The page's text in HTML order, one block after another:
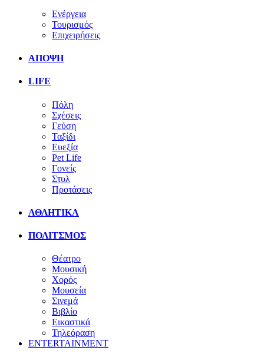
Ενέργεια
Τουρισμός
Επιχειρήσεις
ΑΠΟΨΗ
LIFE
Πόλη
Σχέσεις
Γεύση
Ταξίδι
Ευεξία
Pet Life
Γονείς
Στυλ
Προτάσεις
ΑΘΛΗΤΙΚΑ
ΠΟΛΙΤΣΜΟΣ
Θέατρο
Μουσική
Χορός
Μουσεία
Σινεμά
Βιβλίο
Εικαστικά
Τηλεόραση
ENTERTAINMENT